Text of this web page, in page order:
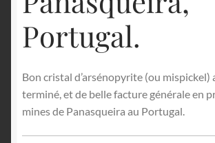
Portugal.
Bon cristal d’arsénopyrite (ou mispickel)
terminé, et de belle facture générale en
mines de Panasqueira au Portugal.